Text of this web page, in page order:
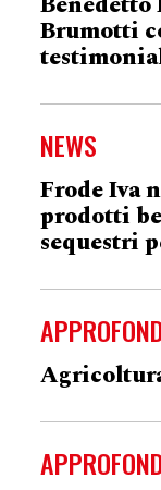
Brumotti
NEWS
Frode Iva
prodotti
sequestri